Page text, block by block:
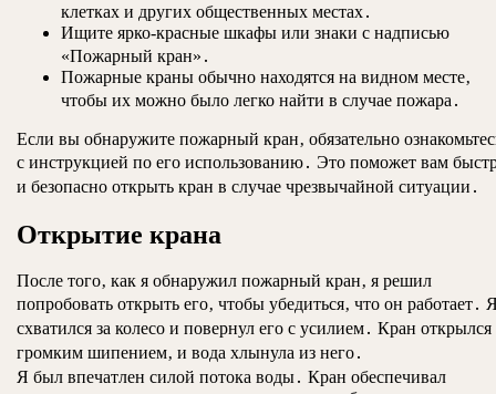
клетках и других общественных местах․
Ищите ярко-красные шкафы или знаки с надписью
«Пожарный кран»․
Пожарные краны обычно находятся на видном месте‚
чтобы их можно было легко найти в случае пожара․
Если вы обнаружите пожарный кран‚ обязательно
с инструкцией по его использованию․ Это поможет вам
и безопасно открыть кран в случае чрезвычайной ситуации․
Открытие крана
После того‚ как я обнаружил пожарный кран‚ я решил
попробовать открыть его‚ чтобы убедиться‚ что он работает․
схватился за колесо и повернул его с усилием․ Кран открылся
громким шипением‚ и вода хлынула из него․
Я был впечатлен силой потока воды․ Кран обеспечивал